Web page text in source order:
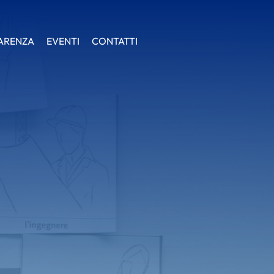
EVENTI CONTATTI
EVENTI CONTATTI